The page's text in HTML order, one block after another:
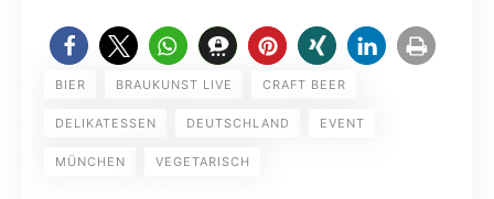
BIER BRAUKUNST LIVE CRAFT BEER
DELIKATESSEN DEUTSCHLAND EVENT
MÜNCHEN VEGETARISCH